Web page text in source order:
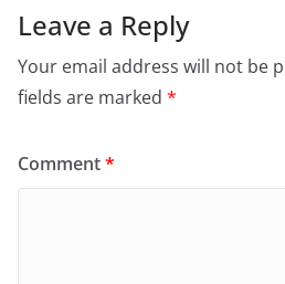
Leave a Reply
Your email address will not be
fields are marked *
Comment*